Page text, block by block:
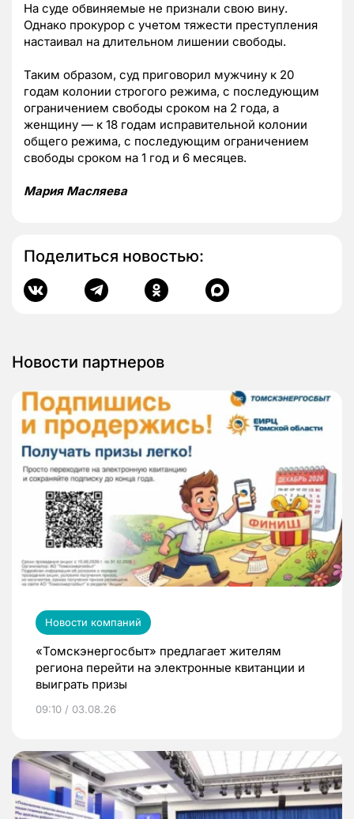
На суде обвиняемые не признали свою вину.
Однако прокурор с учетом тяжести преступления
настаивал на длительном лишении свободы.
Таким образом, суд приговорил мужчину к 20
годам колонии строгого режима, с последующим
ограничением свободы сроком на 2 года, а
женщину — к 18 годам исправительной колонии
общего режима, с последующим ограничением
свободы сроком на 1 год и 6 месяцев.
Мария Масляева
Поделиться новостью:
Новости партнеров
Новости компаний
«Томскэнергосбыт» предлагает жителям
региона перейти на электронные квитанции и
выиграть призы
09:10 / 03.08.26